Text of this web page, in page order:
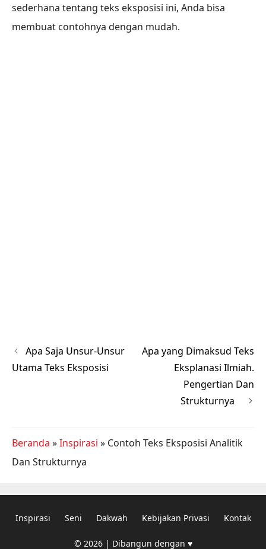
sederhana tentang teks eksposisi ini, Anda bisa
membuat contohnya dengan mudah.
Apa Saja Unsur-Unsur
Utama Teks Eksposisi
Apa yang Dimaksud Teks
Eksplanasi Ilmiah.
Pengertian Dan
Strukturnya
Beranda »Inspirasi » Contoh Teks Eksposisi Analitik
Dan Strukturnya
Inspirasi Seni Dakwah Kebijakan Privasi Kontak
© 2026 | Dibangun dengan ♥